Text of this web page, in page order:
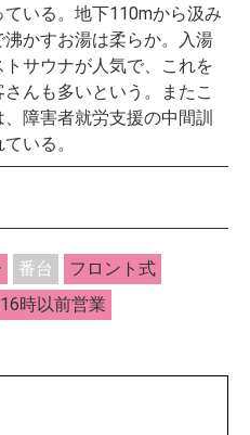
ている。地下110mから汲み
かすお湯は柔らか。入湯
サウナが人気で、これを
さんも多いという。またこ
障害者就労支援の中間訓
いる。
番台
フロント式
16時以前営業